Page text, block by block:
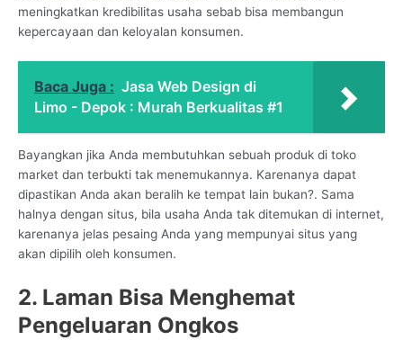
meningkatkan kredibilitas usaha sebab bisa membangun
kepercayaan dan keloyalan konsumen.
Baca Juga : Jasa Web Design di
Limo - Depok : Murah Berkualitas #1
Bayangkan jika Anda membutuhkan sebuah produk di toko
market dan terbukti tak menemukannya. Karenanya dapat
dipastikan Anda akan beralih ke tempat lain bukan?. Sama
halnya dengan situs, bila usaha Anda tak ditemukan di internet,
karenanya jelas pesaing Anda yang mempunyai situs yang
akan dipilih oleh konsumen.
2. Laman Bisa Menghemat
Pengeluaran Ongkos